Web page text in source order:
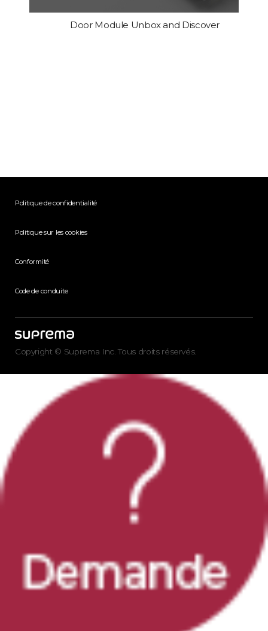
Door Module Unbox and Discover
Politique de confidentialité
Politique sur les cookies
Conformité
Code de conduite
Copyright © Suprema Inc. Tous droits réservés.